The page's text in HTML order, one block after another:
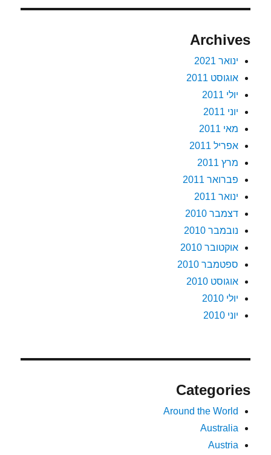
Archives
ינואר 2021
אוגוסט 2011
יולי 2011
יוני 2011
מאי 2011
אפריל 2011
מרץ 2011
פברואר 2011
ינואר 2011
דצמבר 2010
נובמבר 2010
אוקטובר 2010
ספטמבר 2010
אוגוסט 2010
יולי 2010
יוני 2010
Categories
Around the World
Australia
Austria